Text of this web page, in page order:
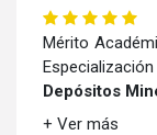
Mérito
Depósitos
+ Ver más